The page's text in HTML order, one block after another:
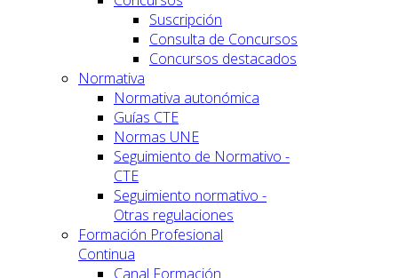
Suscripción
Consulta de Concursos
Concursos destacados
Normativa
Normativa autonómica
Guías CTE
Normas UNE
Seguimiento de Normativo -
CTE
Seguimiento normativo -
Otras regulaciones
Formación Profesional
Continua
Canal Formación